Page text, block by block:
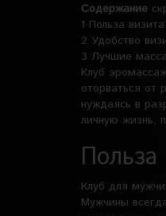
Содержание
1 Польза
2 Удобство
3 Лучшие
Клуб
оторваться от
нуждаясь в
личную жизнь,
Клуб для
Мужчины